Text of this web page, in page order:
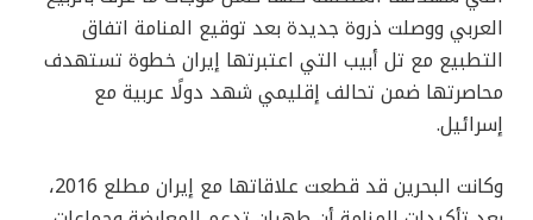
العربي ووصلت ذروة جديدة بعد توقيع المنامة اتفاق
التطبيع مع تل أبيب التي اعتبرتها إيران خطوة تستهدف
محاصرتها ضمن تحالف إقليمي شهد دولًا عربية مع
إسرائيل.
وكانت البحرين قد قطعت علاقاتها مع إيران مطلع 2016،